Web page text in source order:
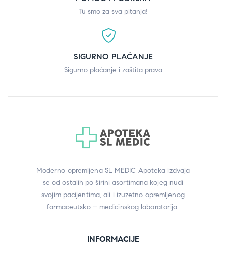
Tu smo za sva pitanja!
SIGURNO PLAĆANJE
Sigurno plaćanje i zaštita prava
Moderno opremljena SL MEDIC Apoteka izdvaja
se od ostalih po širini asortimana kojeg nudi
svojim pacijentima, ali i izuzetno opremljenog
farmaceutsko – medicinskog laboratorija.
INFORMACIJE